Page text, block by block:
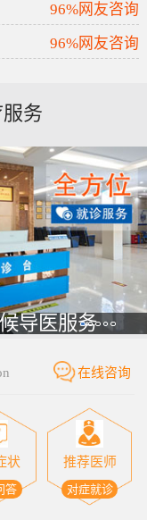
96%网友咨询
96%网友咨询
务
导医服务
在线咨询
状
答
推荐医师
对症就诊